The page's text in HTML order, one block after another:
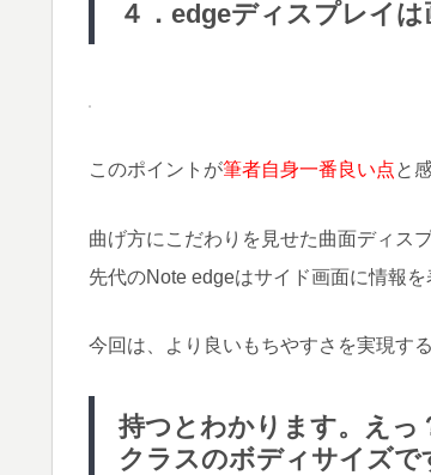
４．edgeディスプレイ
このポイントが筆者自身一番良い点と
曲げ方にこだわりを見せた曲面ディス
先代のNote edgeはサイド画面に情報
今回は、より良いもちやすさを実現す
持つとわかります。えっ
クラスのボディサイズで